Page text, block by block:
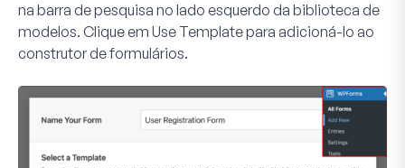
na barra de pesquisa no lado esquerdo da biblioteca de
modelos. Clique em Use Templatepara adicioná-lo ao
construtor de formulários.